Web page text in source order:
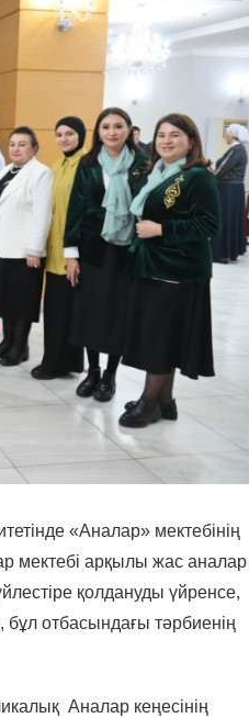
«Аналар» мектебінің
мектебі арқылы жас аналар
қолдануды үйренсе,
бұл отбасындағы тәрбиенің
Аналар кеңесінің